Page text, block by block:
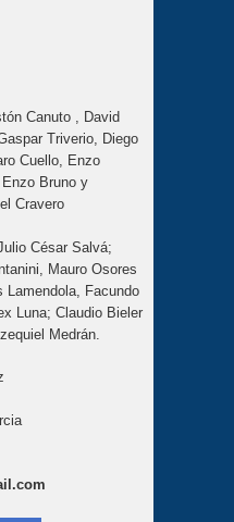
Canuto , David
Triverio, Diego
Cuello, Enzo
Bruno y
Cravero
César Salvá;
Mauro Osores
Lamendola, Facundo
Luna; Claudio Bieler
Medrán.